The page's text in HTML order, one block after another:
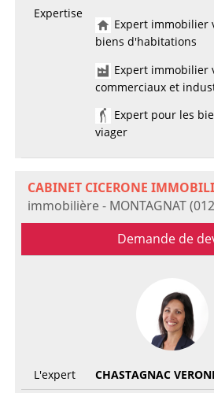
Expertise
Expert immobilier
biens d'habitations
Expert immobilier
commerciaux et
Expert pour les
viager
CABINET CICERONE
immobilière - MONTAGNAT
Demande de
L'expert
CHASTAGNAC